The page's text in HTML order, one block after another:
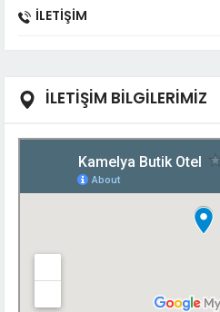
İLETIŞIM
İLETİŞİM BİLGİLERİMİZ